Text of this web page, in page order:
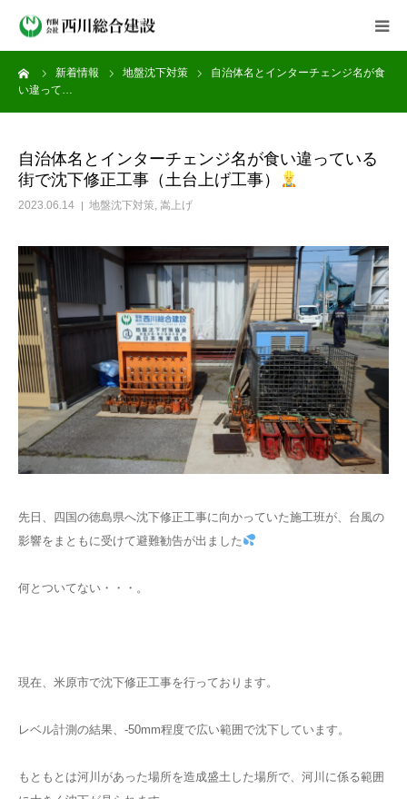
新着情報 地盤沈下対策
自治体名とインターチェンジ名が食
い違って…
自治体名とインターチェンジ名が食い違っている
街で沈下修正工事（土台上げ工事）
2023.06.14 地盤沈下対策, 嵩上げ
先日、四国の徳島県へ沈下修正工事に向かっていた施工班が、台風の
影響をまともに受けて避難勧告が出ました
何とついてない・・・。
現在、米原市で沈下修正工事を行っております。
レベル計測の結果、-50mm程度で広い範囲で沈下しています。
もともとは河川があった場所を造成盛土した場所で、河川に係る範囲
会社案内
施工実績
よくある質問
採用情報
お問い合わせ
LINEでのお問い合わせ